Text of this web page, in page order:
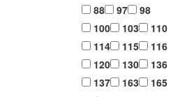
88
97
98
100
103
110
114
115
116
120
130
136
137
163
165